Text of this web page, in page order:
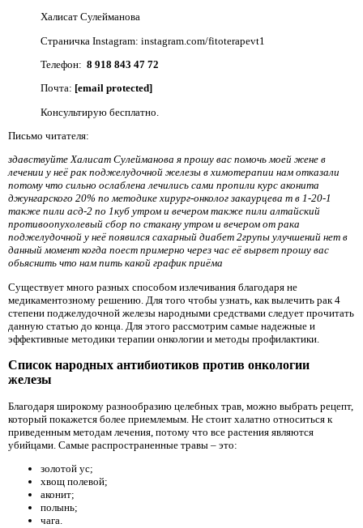
Халисат Сулейманова
Страничка Instagram: instagram.com/fitoterapevt1
Телефон: 8 918 843 47 72
Почта: [email protected]
Консультирую бесплатно.
Письмо читателя:
здавствуйте Халисат Сулейманова я прошу вас помочь моей жене в
лечении у неё рак поджелудочной железы в химотерапии нам отказали
потому что сильно ослаблена лечились сами пропили курс аконита
джунгарского 20% по методике хирург-онколог закаурцева т в 1-20-1
также пили асд-2 по 1куб утром и вечером также пили алтайский
противоопухолевый сбор по стакану утром и вечером от рака
поджелудочной у неё появился сахарный диабет 2групы улучшений нет в
данный момент когда поест примерно через час её вырвет прошу вас
обьяснить что нам пить какой график приёма
Существует много разных способом излечивания благодаря не
медикаментозному решению. Для того чтобы узнать, как вылечить рак 4
степени поджелудочной железы народными средствами следует прочитать
данную статью до конца. Для этого рассмотрим самые надежные и
эффективные методики терапии онкологии и методы профилактики.
Список народных антибиотиков против онкологии
железы
Благодаря широкому разнообразию целебных трав, можно выбрать рецепт,
который покажется более приемлемым. Не стоит халатно относиться к
приведенным методам лечения, потому что все растения являются
убийцами. Самые распространенные травы – это:
золотой ус;
хвощ полевой;
аконит;
полынь;
чага.